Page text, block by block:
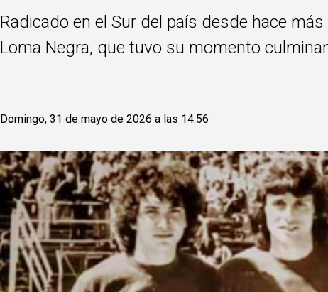
Radicado en el Sur del país desde hace
Loma Negra, que tuvo su momento
Domingo, 31 de mayo de 2026 a las 14:56